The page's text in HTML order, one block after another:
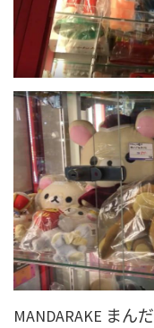
MANDARAKE まん